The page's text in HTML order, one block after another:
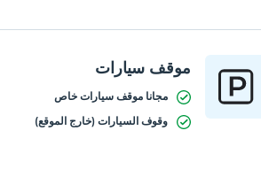
موقف سيارات
مجانا موقف سيارات خاص
وقوف السيارات (خارج الموقع)